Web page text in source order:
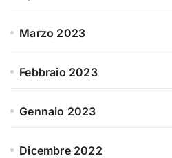
Marzo 2023
Febbraio 2023
Gennaio 2023
Dicembre 2022